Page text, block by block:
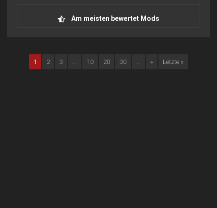
Am meisten bewertet Mods
1 2 3 ... 10 20 30 ... » Letzte »